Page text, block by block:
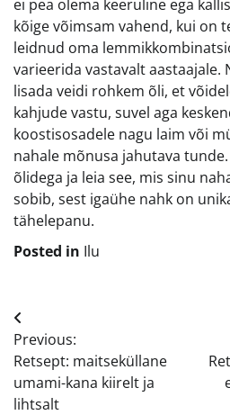
ei pea olema keeruline ega
kõige võimsam vahend, kui on
leidnud oma
varieerida vastavalt aastaajale.
lisada veidi rohkem õli, et
kahjude vastu, suvel aga
koostisosadele nagu laim või
nahale mõnusa jahutava
õlidega ja leia see, mis sinu
sobib, sest igaühe nahk on
tähelepanu.
Posted in Ilu
Navigeerimine
Previous:
Retsept: maitseküllane
umami-kana kiirelt ja
lihtsalt